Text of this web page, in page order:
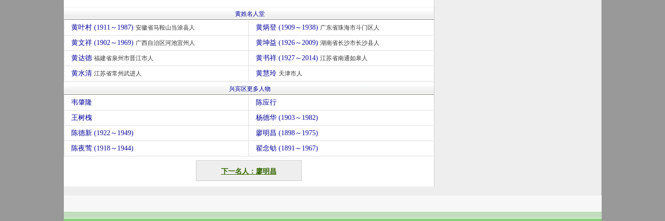
黄姓名人堂
黄叶村 (1911～1987) 安徽省马鞍山当涂县人 黄炳登 (1909～1938) 广东省珠海市斗门区人
黄文祥 (1902～1969) 广西自治区河池宜州人 黄坤益 (1926～2009) 湖南省长沙市长沙县人
黄达德 福建省泉州市晋江市人 黄书祥 (1927～2014) 江苏省南通如皋人
黄水清 江苏省常州武进人 黄慧玲 天津市人
兴宾区更多人物
韦肇隆 陈应行
王树槐 杨德华 (1903～1982)
陈德新 (1922～1949) 廖明昌 (1898～1975)
陈夜莺 (1918～1944) 翟念劬 (1891～1967)
下一名人：廖明昌